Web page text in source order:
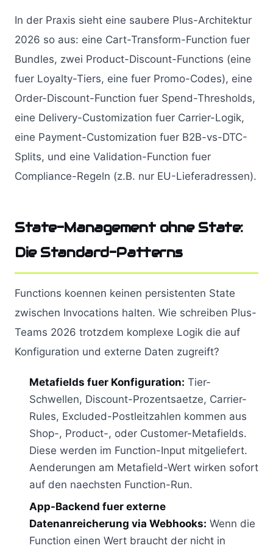
In der Praxis sieht eine saubere Plus-Architektur
2026 so aus: eine Cart-Transform-Function fuer
Bundles, zwei Product-Discount-Functions (eine
fuer Loyalty-Tiers, eine fuer Promo-Codes), eine
Order-Discount-Function fuer Spend-Thresholds,
eine Delivery-Customization fuer Carrier-Logik,
eine Payment-Customization fuer B2B-vs-DTC-
Splits, und eine Validation-Function fuer
Compliance-Regeln (z.B. nur EU-Lieferadressen).
State-Management ohne State:
Die Standard-Patterns
Functions koennen keinen persistenten State
zwischen Invocations halten. Wie schreiben Plus-
Teams 2026 trotzdem komplexe Logik die auf
Konfiguration und externe Daten zugreift?
Metafields fuer Konfiguration: Tier-
Schwellen, Discount-Prozentsaetze, Carrier-
Rules, Excluded-Postleitzahlen kommen aus
Shop-, Product-, oder Customer-Metafields.
Diese werden im Function-Input mitgeliefert.
Aenderungen am Metafield-Wert wirken sofort
auf den naechsten Function-Run.
App-Backend fuer externe
Datenanreicherung via Webhooks: Wenn die
Function einen Wert braucht der nicht in